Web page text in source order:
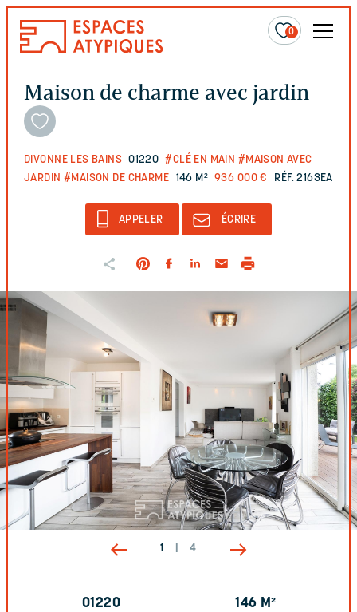
0
Maison de charme avec jardin
DIVONNE LES BAINS 01220 #CLÉ EN MAIN #MAISON AVEC
JARDIN #MAISON DE CHARME 146 M² 936 000 € RÉF. 2163EA
APPELER ÉCRIRE
1 4
01220 146 M²